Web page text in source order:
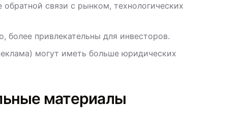
связи с рынком, технологических
более привлекательны для инвесторов.
могут иметь больше юридических
материалы